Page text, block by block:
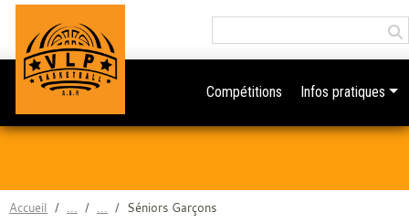
Accueil Séniors Garçons
Compétitions Infos pratiques
Panneau de gestion des cookies